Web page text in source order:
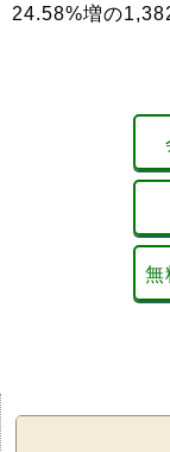
24.58%増の
無